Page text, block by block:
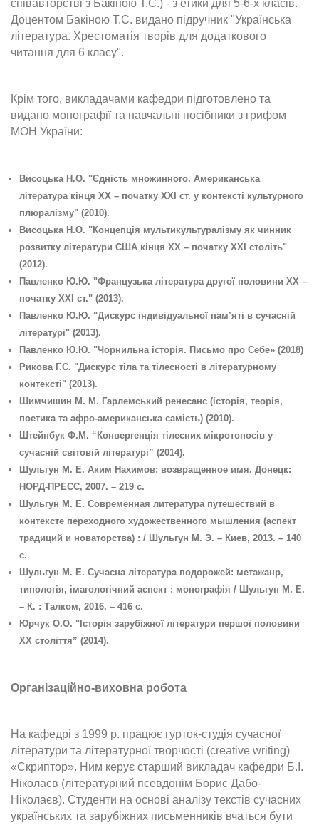
співавторстві з Бакіною Т.С.) - з етики для 5-6-х класів.
Доцентом Бакіною Т.С. видано підручник "Українська
література. Хрестоматія творів для додаткового
читання для 6 класу".
Крім того, викладачами кафедри підготовлено та
видано монографії та навчальні посібники з грифом
МОН України:
Висоцька Н.О. "Єдність множинного. Американська
література кінця ХХ – початку ХХІ ст. у контексті культурного
плюралізму" (2010).
Висоцька Н.О. "Концепція мультикультуралізму як чинник
розвитку літератури США кінця ХХ – початку ХХІ століть"
(2012).
Павленко Ю.Ю. "Французька література другої половини ХХ –
початку ХХІ ст." (2013).
Павленко Ю.Ю. "Дискурс індивідуальної пам’яті в сучасній
літературі" (2013).
Павленко Ю.Ю. "Чорнильна історія. Письмо про Себе» (2018)
Рикова Г.С. "Дискурс тіла та тілесності в літературному
контексті" (2013).
Шимчишин М. М. Гарлемський ренесанс (історія, теорія,
поетика та афро-американська самість) (2010).
Штейнбук Ф.М. “Конвергенція тілесних мікротопосів у
сучасній світовій літературі” (2014).
Шульгун М. Е. Аким Нахимов: возвращенное имя. Донецк:
НОРД-ПРЕСС, 2007. – 219 с.
Шульгун М. Е. Современная литература путешествий в
контексте переходного художественного мышления (аспект
традиций и новаторства) : / Шульгун М. Э. – Киев, 2013. – 140
с.
Шульгун М. Е. Сучасна література подорожей: метажанр,
типологія, імагологічний аспект : монографія / Шульгун М. Е.
– К. : Талком, 2016. – 416 с.
Юрчук О.О. "Історія зарубіжної літератури першої половини
ХХ століття” (2014).
Організаційно-виховна робота
На кафедрі з 1999 р. працює гурток-студія сучасної
літератури та літературної творчості (creative writing)
«Скриптор». Ним керує старший викладач кафедри Б.І.
Ніколаєв (літературний псевдонім Борис Дабо-
Ніколаєв). Студенти на основі аналізу текстів сучасних
українських та зарубіжних письменників вчаться бути